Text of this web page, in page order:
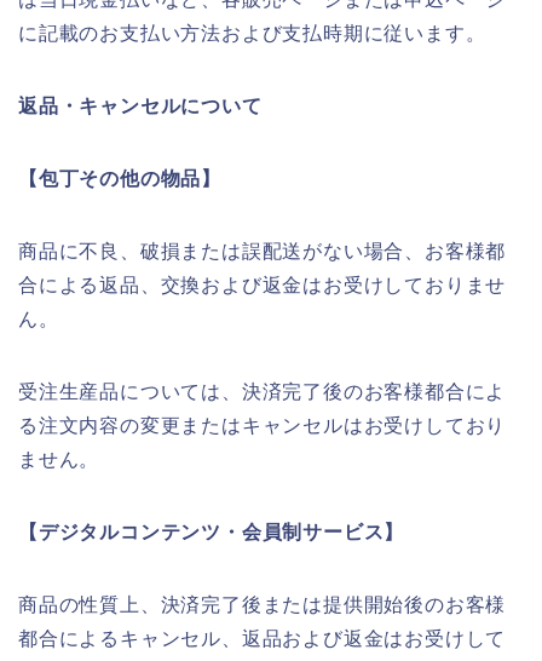
に記載のお支払い方法および支払時期に従います。
返品・キャンセルについて
【包丁その他の物品】
商品に不良、破損または誤配送がない場合、お客様都
合による返品、交換および返金はお受けしておりませ
ん。
受注生産品については、決済完了後のお客様都合によ
る注文内容の変更またはキャンセルはお受けしており
ません。
【デジタルコンテンツ・会員制サービス】
商品の性質上、決済完了後または提供開始後のお客様
都合によるキャンセル、返品および返金はお受けして